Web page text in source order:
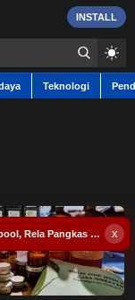
INSTALL
Teknologi
x
Munoz Mau Cepat Nyetel di Liverpool, Rela Pangkas Liburan